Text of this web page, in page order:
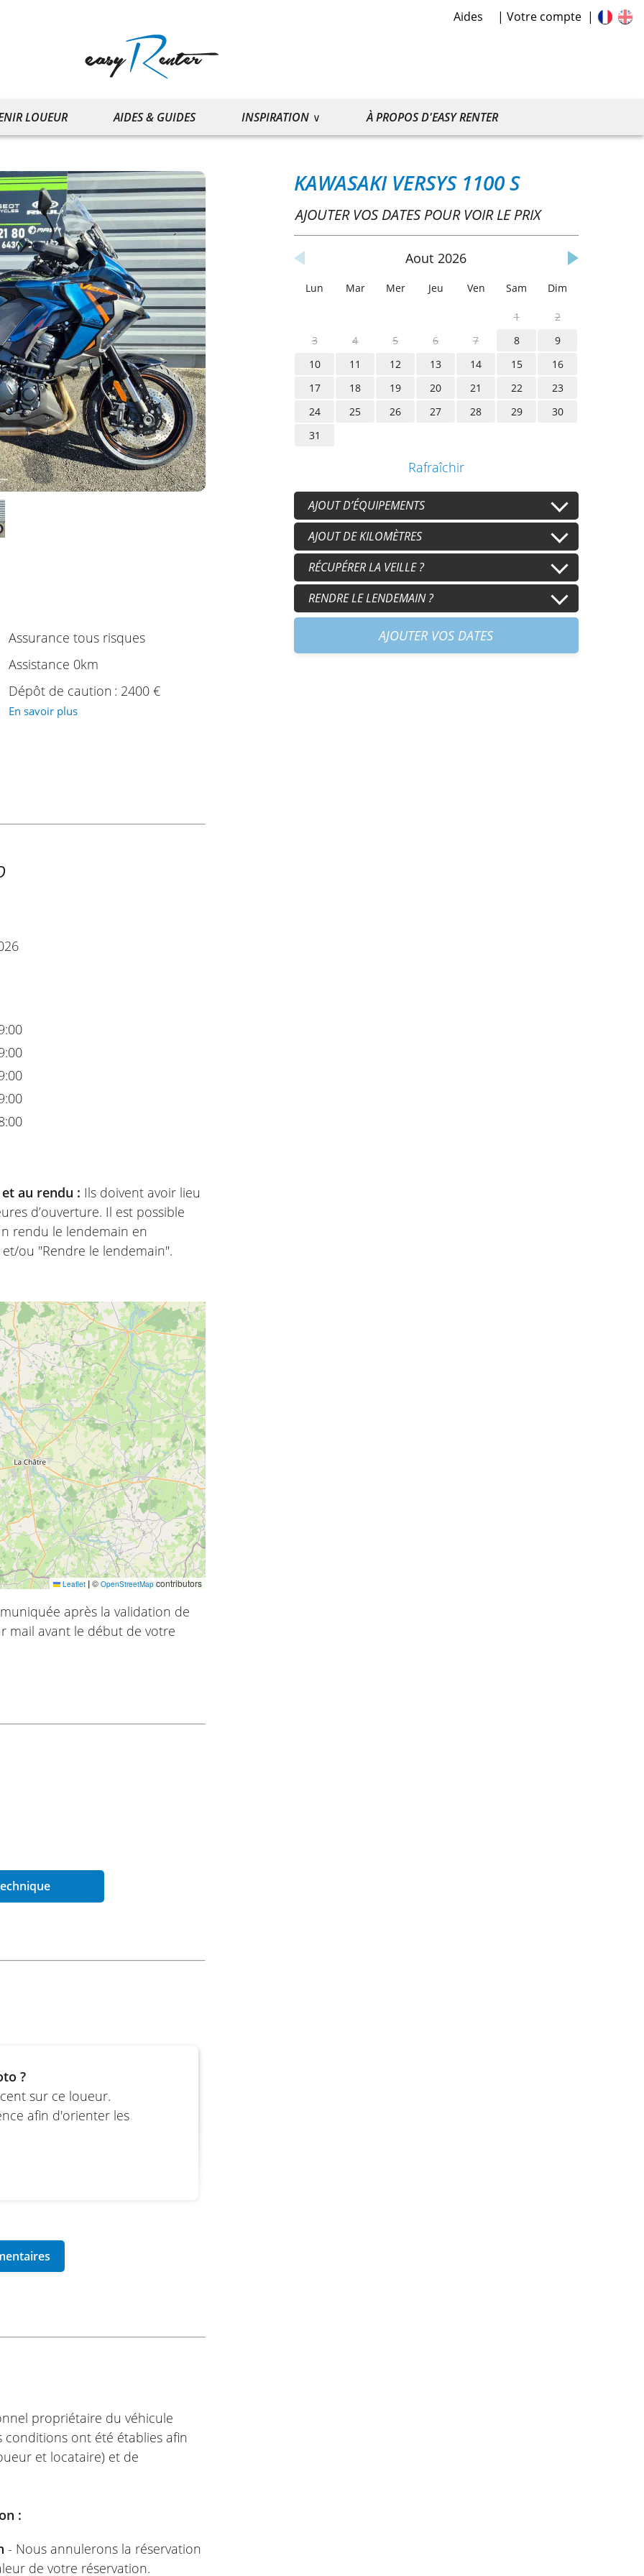
Aides Votre compte
LOUEUR AIDES & GUIDES INSPIRATION À PROPOS D'EASY RENTER
Assurance tous risques
Assistance 0km
Dépôt de caution : 2400 €
En savoir plus
au rendu : Ils doivent avoir lieu
d’ouverture. Il est possible
rendu le lendemain en
ou "Rendre le lendemain".
Leaflet |© OpenStreetMapcontributors
après la validation de
mail avant le début de votre
min
sur ce loueur.
?
afin d'orienter les
propriétaire du véhicule
ont été établies afin
et locataire) et de
:
- Nous annulerons la réservation
de votre réservation.
KAWASAKI VERSYS 1100 S
AJOUTER VOS DATES POUR VOIR LE PRIX
Aout 2026
Lun Mar Mer Jeu Ven Sam Dim
1
2
3
4 5 6 7 8
9
10
11 12 13 14 15
16
17
18 19 20 21 22
23
24
25 26 27 28 29
30
31
Rafraîchir
AJOUT D’ÉQUIPEMENTS
Casque+15,00 €/j Casque secondaire /j
Gants+8,00 €/j Gants secondaires
AJOUT DE KILOMÈTRES
50 km/j+30,00 € /j 100 km/j
150 km/j+90,00 €/j
RÉCUPÉRER LA VEILLE ?
17h15+60,00 €
RENDRE LE LENDEMAIN ?
AJOUTER VOS DATES